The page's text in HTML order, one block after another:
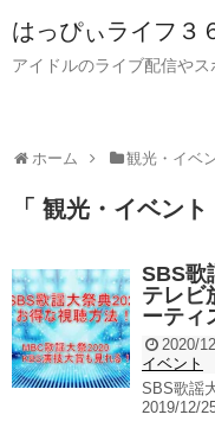
はっぴぃライフ
アイドルのライブ配信や
ホーム 観光・イベ
「 観光・イベン
SBS歌
テレビ
ーティ
2020/
イベント
SBS歌謡
2019/12/